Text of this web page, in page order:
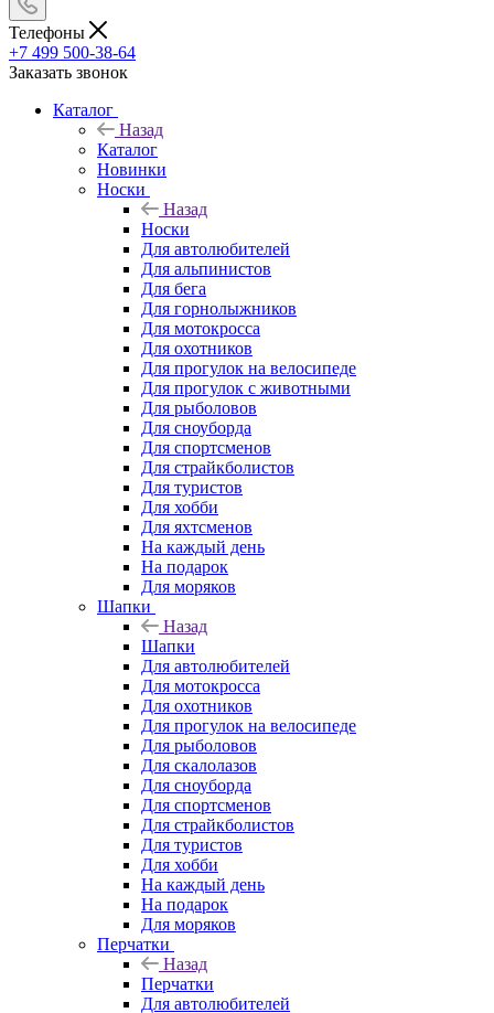
Телефоны
+7 499 500-38-64
Заказать звонок
Каталог
Назад
Каталог
Новинки
Носки
Назад
Носки
Для автолюбителей
Для альпинистов
Для бега
Для горнолыжников
Для мотокросса
Для охотников
Для прогулок на велосипеде
Для прогулок с животными
Для рыболовов
Для сноуборда
Для спортсменов
Для страйкболистов
Для туристов
Для хобби
Для яхтсменов
На каждый день
На подарок
Для моряков
Шапки
Назад
Шапки
Для автолюбителей
Для мотокросса
Для охотников
Для прогулок на велосипеде
Для рыболовов
Для скалолазов
Для сноуборда
Для спортсменов
Для страйкболистов
Для туристов
Для хобби
На каждый день
На подарок
Для моряков
Перчатки
Назад
Перчатки
Для автолюбителей